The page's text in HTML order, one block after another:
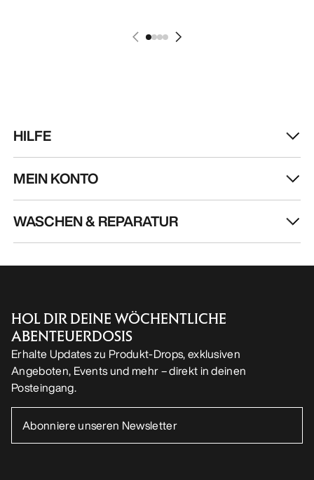
HILFE
MEIN KONTO
WASCHEN & REPARATUR
HOL DIR DEINE WÖCHENTLICHE
ABENTEUERDOSIS
Erhalte Updates zu Produkt-Drops, exklusiven
Angeboten, Events und mehr – direkt in deinen
Posteingang.